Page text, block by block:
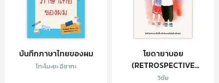
บันทึกภาษาไทยของผม
โทะโมะยะ อิซากะ
โยดายาบอย
(RETROSPECTIVE
EDITON)
วิชัย